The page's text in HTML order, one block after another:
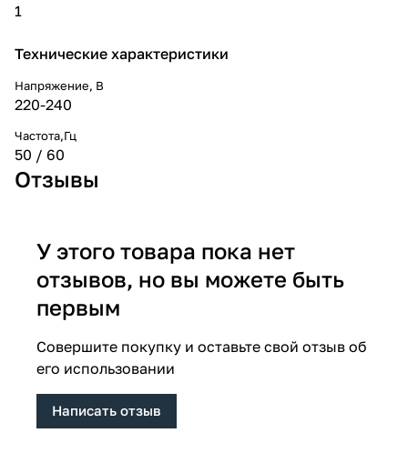
1
Технические характеристики
Напряжение, В
220-240
Частота,Гц
50 / 60
Отзывы
У этого товара пока нет
отзывов, но вы можете быть
первым
Совершите покупку и оставьте свой отзыв об
его использовании
Написать отзыв